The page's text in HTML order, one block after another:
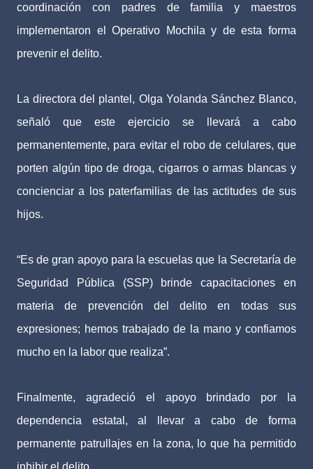
coordinación con padres de familia y maestros
implementaron el Operativo Mochila y de esta forma
prevenir el delito.
La directora del plantel, Olga Yolanda Sánchez Blanco,
señaló que este ejercicio se llevará a cabo
permanentemente, para evitar el robo de celulares, que
porten algún tipo de droga, cigarros o armas blancas y
concienciar a los paterfamilias de las actitudes de sus
hijos.
“Es de gran apoyo para la escuelas que la Secretaría de
Seguridad Pública (SSP) brinde capacitaciones en
materia de prevención del delito en todas sus
expresiones; hemos trabajado de la mano y confiamos
mucho en la labor que realiza”.
Finalmente, agradeció el apoyo brindado por la
dependencia estatal, al llevar a cabo de forma
permanente patrullajes en la zona, lo que ha permitido
inhibir el delito.